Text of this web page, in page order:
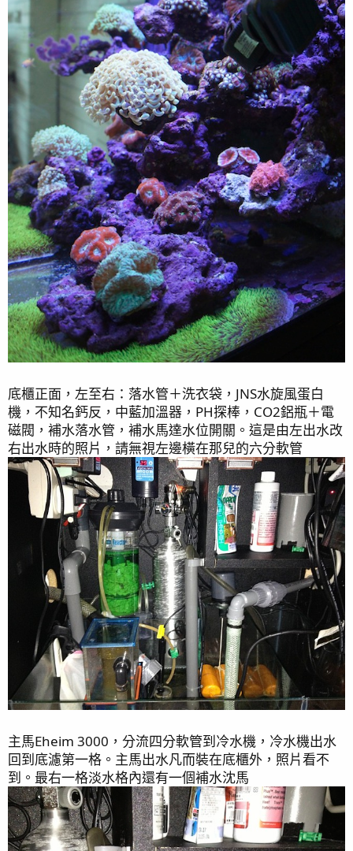
底櫃正面，左至右：落水管＋洗衣袋，JNS水旋風蛋白
機，不知名鈣反，中藍加溫器，PH探棒，CO2鋁瓶＋電
磁閥，補水落水管，補水馬達水位開關。這是由左出水改
右出水時的照片，請無視左邊橫在那兒的六分軟管
主馬Eheim 3000，分流四分軟管到冷水機，冷水機出水
回到底濾第一格。主馬出水凡而裝在底櫃外，照片看不
到。最右一格淡水格內還有一個補水沈馬